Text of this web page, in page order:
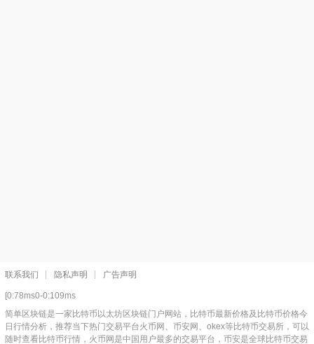
联系我们 隐私声明 广告声明
[0:78ms0-0:109ms
简单区块链是一家比特币以太坊区块链门户网站，比特币最新价格及比特币价格今
日行情分析，推荐当下热门交易平台火币网、币安网、okex等比特币交易所，可以
随时查看比特币行情，火币网是中国用户最多的交易平台，币安是全球比特币交易